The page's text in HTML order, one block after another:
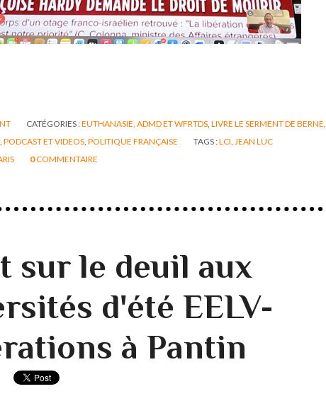
CATÉGORIES :EUTHANASIE, ADMD ET WFRTDS, LIVRE LE SERMENT DE BERNE,
, PODCAST ET VIDEOS, POLITIQUE FRANÇAISE TAGS :LCI, JEAN LUC
0COMMENTAIRE
sur le deuil aux
d'été EELV-
à Pantin